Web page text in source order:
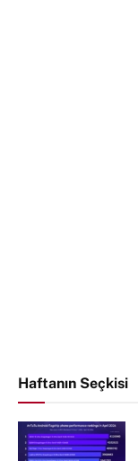
Haftanın Seçkisi